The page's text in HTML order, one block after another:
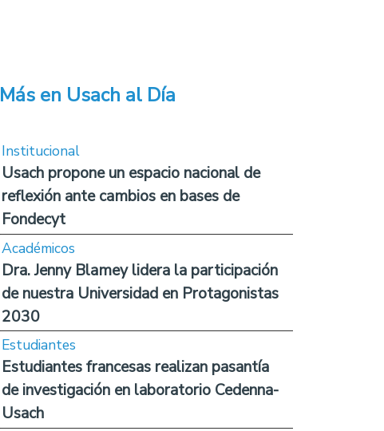
Más en Usach al Día
Institucional
Usach propone un espacio nacional de
reflexión ante cambios en bases de
Fondecyt
Académicos
Dra. Jenny Blamey lidera la participación
de nuestra Universidad en Protagonistas
2030
Estudiantes
Estudiantes francesas realizan pasantía
de investigación en laboratorio Cedenna-
Usach